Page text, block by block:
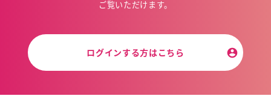
ご覧いただけます。
ログインする方はこちら